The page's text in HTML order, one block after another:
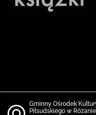
Gminny Ośrodek
Piłsudskiego w Różanie